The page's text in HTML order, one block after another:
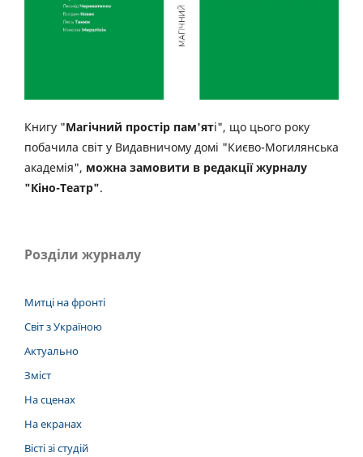
Книгу "Магічний простір пам'яті", що цього року
побачила світ у Видавничому домі "Києво-Могилянська
академія", можна замовити в редакції журналу
"Кіно-Театр".
Розділи журналу
Митці на фронті
Світ з Україною
Актуально
Зміст
На сценах
На екранах
Вісті зі студій